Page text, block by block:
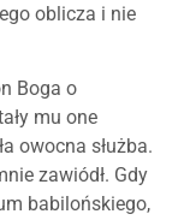
oblicza i nie
Boga o
mu one
owocna służba.
zawiódł. Gdy
babilońskiego,